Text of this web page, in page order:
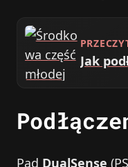
Jak
Pad DualSense